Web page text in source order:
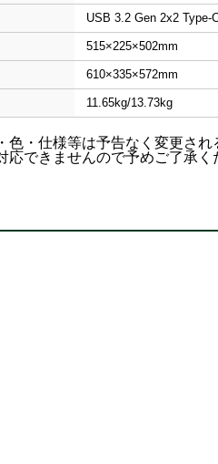
USB 3.2 Gen 2x2 Type-
515×225×502mm
610×335×572mm
11.65kg/13.73kg
・仕様等は予告なく変更され
できませんので予めご了承く